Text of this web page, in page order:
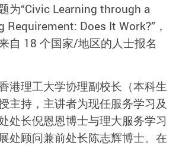
为“Civic Learning through a
Requirement: Does It Work?”，
自 18 个国家/地区的人士报名
港理工大学协理副校长（本科生
主持，主讲者为现任服务学习及
处长倪恩恩博士与理大服务学习
处顾问兼前处长陈志辉博士。在